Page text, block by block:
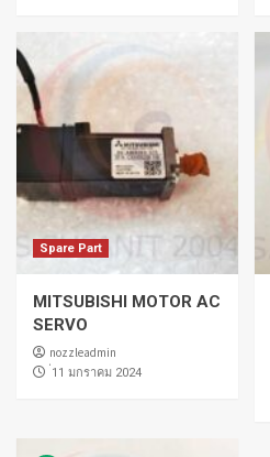
Spare Part
MITSUBISHI MOTOR AC
SERVO
nozzleadmin
่11 มกราคม 2024